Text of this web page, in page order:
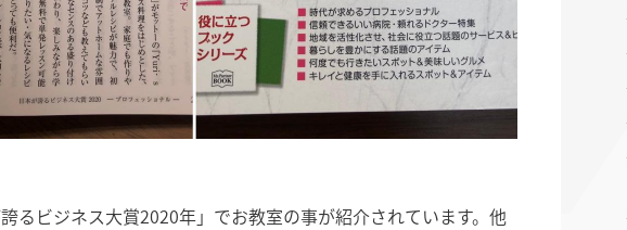
誇るビジネス大賞2020年」でお教室の事が紹介されています。他